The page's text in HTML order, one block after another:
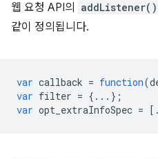
웹 요청 API의 addListener()
같이 정의됩니다.
var callback = function(
var filter = {...};
var opt_extraInfoSpec =